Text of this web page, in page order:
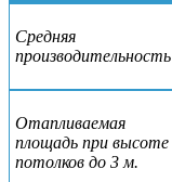
Средняя
производительность
Отапливаемая
площадь при высоте
потолков до 3 м.